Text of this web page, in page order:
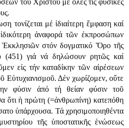
τοῦ Χριστοῦ μέ ὅλες τίς φυσικές
τονίζεται μέ ἰδιαίτερη ἔμφαση καί
ἀναφορά τῶν ἐκπροσώπων
στόν δογματικό Ὅρο τῆς
(451) γιά νά δηλώσουν ρητῶς καί
εἰς τήν καταδίκην τῶν αἰρέσεων
Εὐτυχιανισμοῦ. Δέν χωρίζομεν, οὔτε
φύσιν ἀπό τή θείαν φύσιν τοῦ
ὅτι ἡ πρώτη (=ἀνθρωπίνη) κατεπόθη
ὑπάρχουσα. Τά χρησιμοποιηθέντα
τῆς ὑποστατικῆς ἑνώσεως